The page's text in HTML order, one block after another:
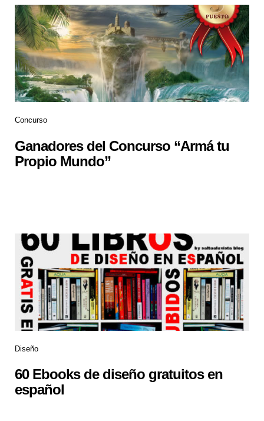
Concurso
Ganadores del Concurso “Armá tu
Propio Mundo”
Diseño
60 Ebooks de diseño gratuitos en
español